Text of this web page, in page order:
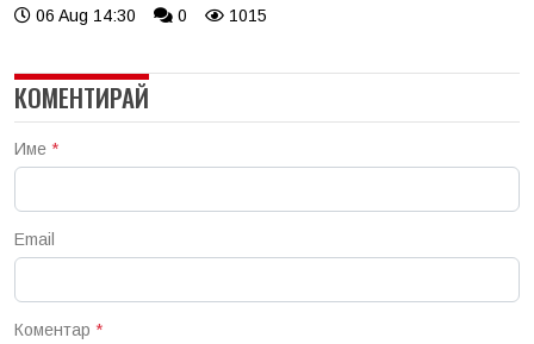
06 Aug 14:30 0 1015
КОМЕНТИРАЙ
Име *
Email
Коментар *